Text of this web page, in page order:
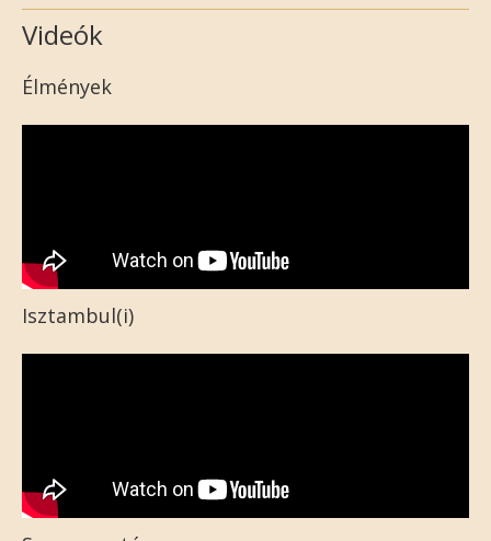
Videók
Élmények
Isztambul(i)